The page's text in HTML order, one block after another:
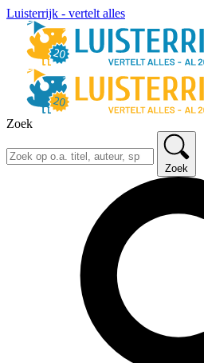
Luisterrijk - vertelt alles
Zoek
Zoek